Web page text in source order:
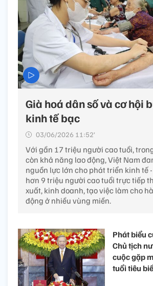
Già hoá dân số và cơ hội
kinh tế bạc
03/06/2026 11:52’
Với gần 17 triệu người cao tuổi,
còn khả năng lao động, Việt Nam
nguồn lực lớn cho phát triển kinh tế
hơn 9 triệu người cao tuổi trực tiếp
xuất, kinh doanh, tạo việc làm cho
động ở nhiều vùng miền.
Phát biểu
Chủ tịch
cuộc gặp
tuổi tiêu